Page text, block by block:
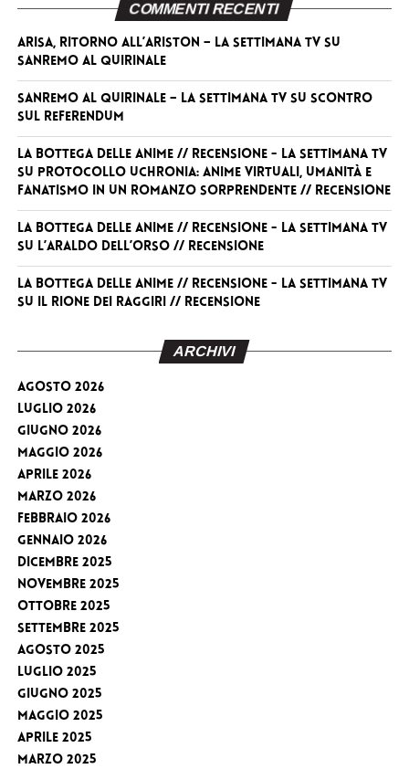
COMMENTI RECENTI
Arisa, ritorno all’Ariston – La Settimana TVsu
Sanremo al Quirinale
Sanremo al Quirinale – La Settimana TVsu Scontro
sul referendum
La Bottega delle Anime // RECENSIONE - La Settimana TV
su Protocollo Uchronia: anime virtuali, umanità e
fanatismo in un romanzo sorprendente // RECENSIONE
La Bottega delle Anime // RECENSIONE - La Settimana TV
su L’Araldo dell’Orso // RECENSIONE
La Bottega delle Anime // RECENSIONE - La Settimana TV
su Il Rione dei Raggiri // RECENSIONE
ARCHIVI
Agosto 2026
Luglio 2026
Giugno 2026
Maggio 2026
Aprile 2026
Marzo 2026
Febbraio 2026
Gennaio 2026
Dicembre 2025
Novembre 2025
Ottobre 2025
Settembre 2025
Agosto 2025
Luglio 2025
Giugno 2025
Maggio 2025
Aprile 2025
Marzo 2025